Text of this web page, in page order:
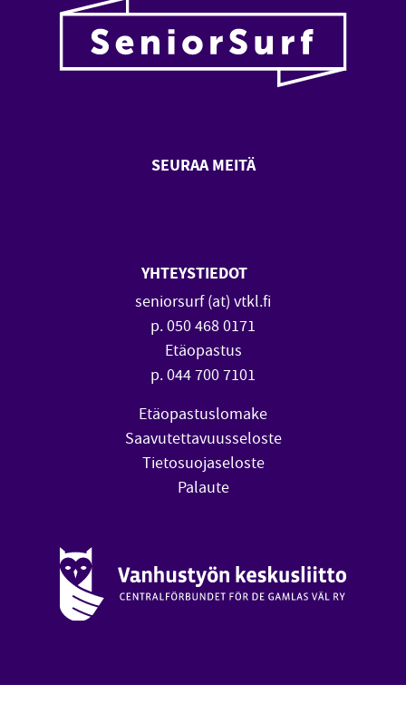
SEURAA MEITÄ
YHTEYSTIEDOT
seniorsurf (at) vtkl.fi
p. 050 468 0171
Etäopastus
p. 044 700 7101
Etäopastuslomake
Saavutettavuusseloste
Tietosuojaseloste
Palaute